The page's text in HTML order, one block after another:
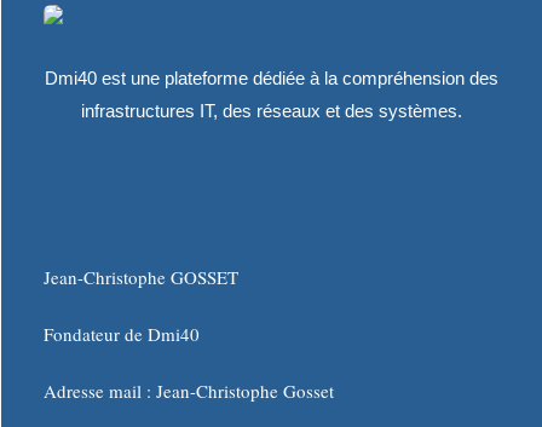
Dmi40 est une plateforme dédiée à la compréhension des
infrastructures IT, des réseaux et des systèmes.
Jean-Christophe GOSSET
Fondateur de Dmi40
Adresse mail : Jean-Christophe Gosset